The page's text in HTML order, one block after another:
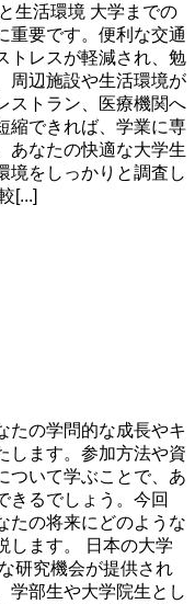
生活環境 大学までの
重要です。便利な交通
トレスが軽減され、勉
周辺施設や生活環境が
ストラン、医療機関へ
縮できれば、学業に専
あなたの快適な大学生
境をしっかりと調査し
[...]
たの学問的な成長やキ
します。参加方法や資
ついて学ぶことで、あ
きるでしょう。今回
たの将来にどのような
します。 日本の大学
研究機会が提供され
学部生や大学院生とし